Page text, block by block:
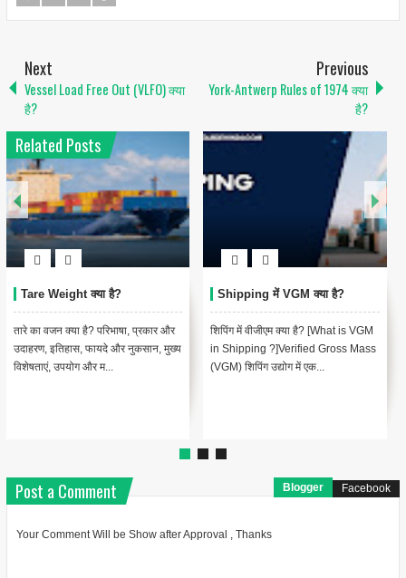
Next
Vessel Load Free Out (VLFO) क्या
है?
Previous
York-Antwerp Rules of 1974 क्या
है?
Related Posts
Tare Weight क्या है?
तारे का वजन क्या है? परिभाषा, प्रकार और
उदाहरण, इतिहास, फायदे और नुकसान, मुख्य
विशेषताएं, उपयोग और म...
Shipping में VGM क्या है?
शिपिंग में वीजीएम क्या है? [What is VGM
in Shipping ?]Verified Gross Mass
(VGM) शिपिंग उद्योग में एक...
Post a Comment Blogger Facebook
Your Comment Will be Show after Approval , Thanks